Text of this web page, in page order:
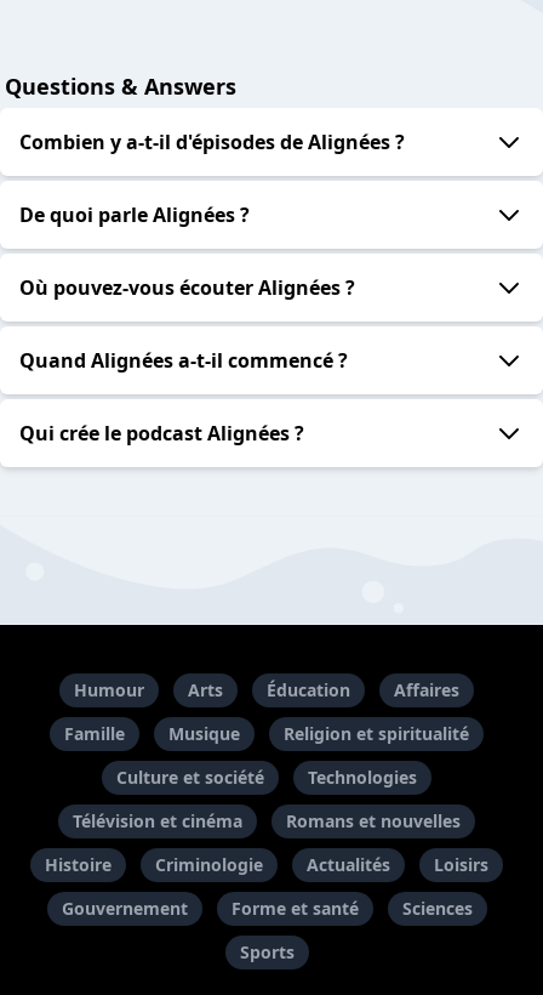
Questions & Answers
Combien y a-t-il d'épisodes de Alignées ?
De quoi parle Alignées ?
Où pouvez-vous écouter Alignées ?
Quand Alignées a-t-il commencé ?
Qui crée le podcast Alignées ?
Humour Arts Éducation
Affaires
Famille
Musique
Religion et spiritualité
Culture et société
Technologies
Télévision et cinéma
Romans et nouvelles
Histoire
Criminologie Actualités
Loisirs
Gouvernement
Forme et santé
Sciences
Sports